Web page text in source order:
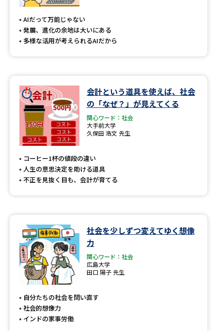
AIだって万能じゃない
発展、進化の余地は大いにある
多様な活用が考えられるAIだから
会計という道具を使えば、社会
の「なぜ？」が見えてくる
関心ワード：社会
大手前大学
久保田 浩文 先生
コーヒー1杯の値段の違い
人生の意思決定を助ける道具
不正を見抜く目も、会計が育てる
社会を少しずつ変えてゆく想像
力
関心ワード：社会
広島大学
田口 陽子 先生
自分たちの社会を問い直す
社会的想像力
インドの家事労働